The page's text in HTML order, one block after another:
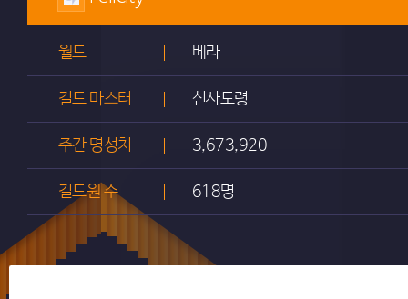
월드 베라
길드 마스터 신사도령
주간 명성치 3,673,920
길드원 수 618명